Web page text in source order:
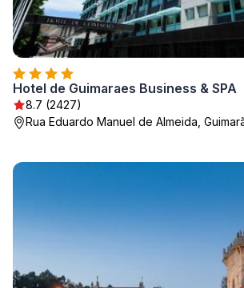
Hotel de Guimaraes Business & SPA
8.7 (2427)
Rua Eduardo Manuel de Almeida,